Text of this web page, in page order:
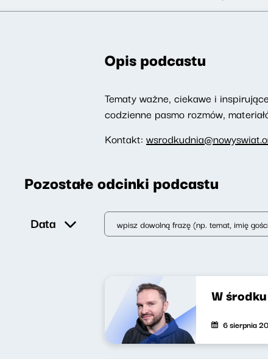
Opis podcastu
Tematy ważne, ciekawe i
codzienne pasmo rozmów,
Kontakt:
Pozostałe odcinki podcastu
Data
W
6 sierpnia